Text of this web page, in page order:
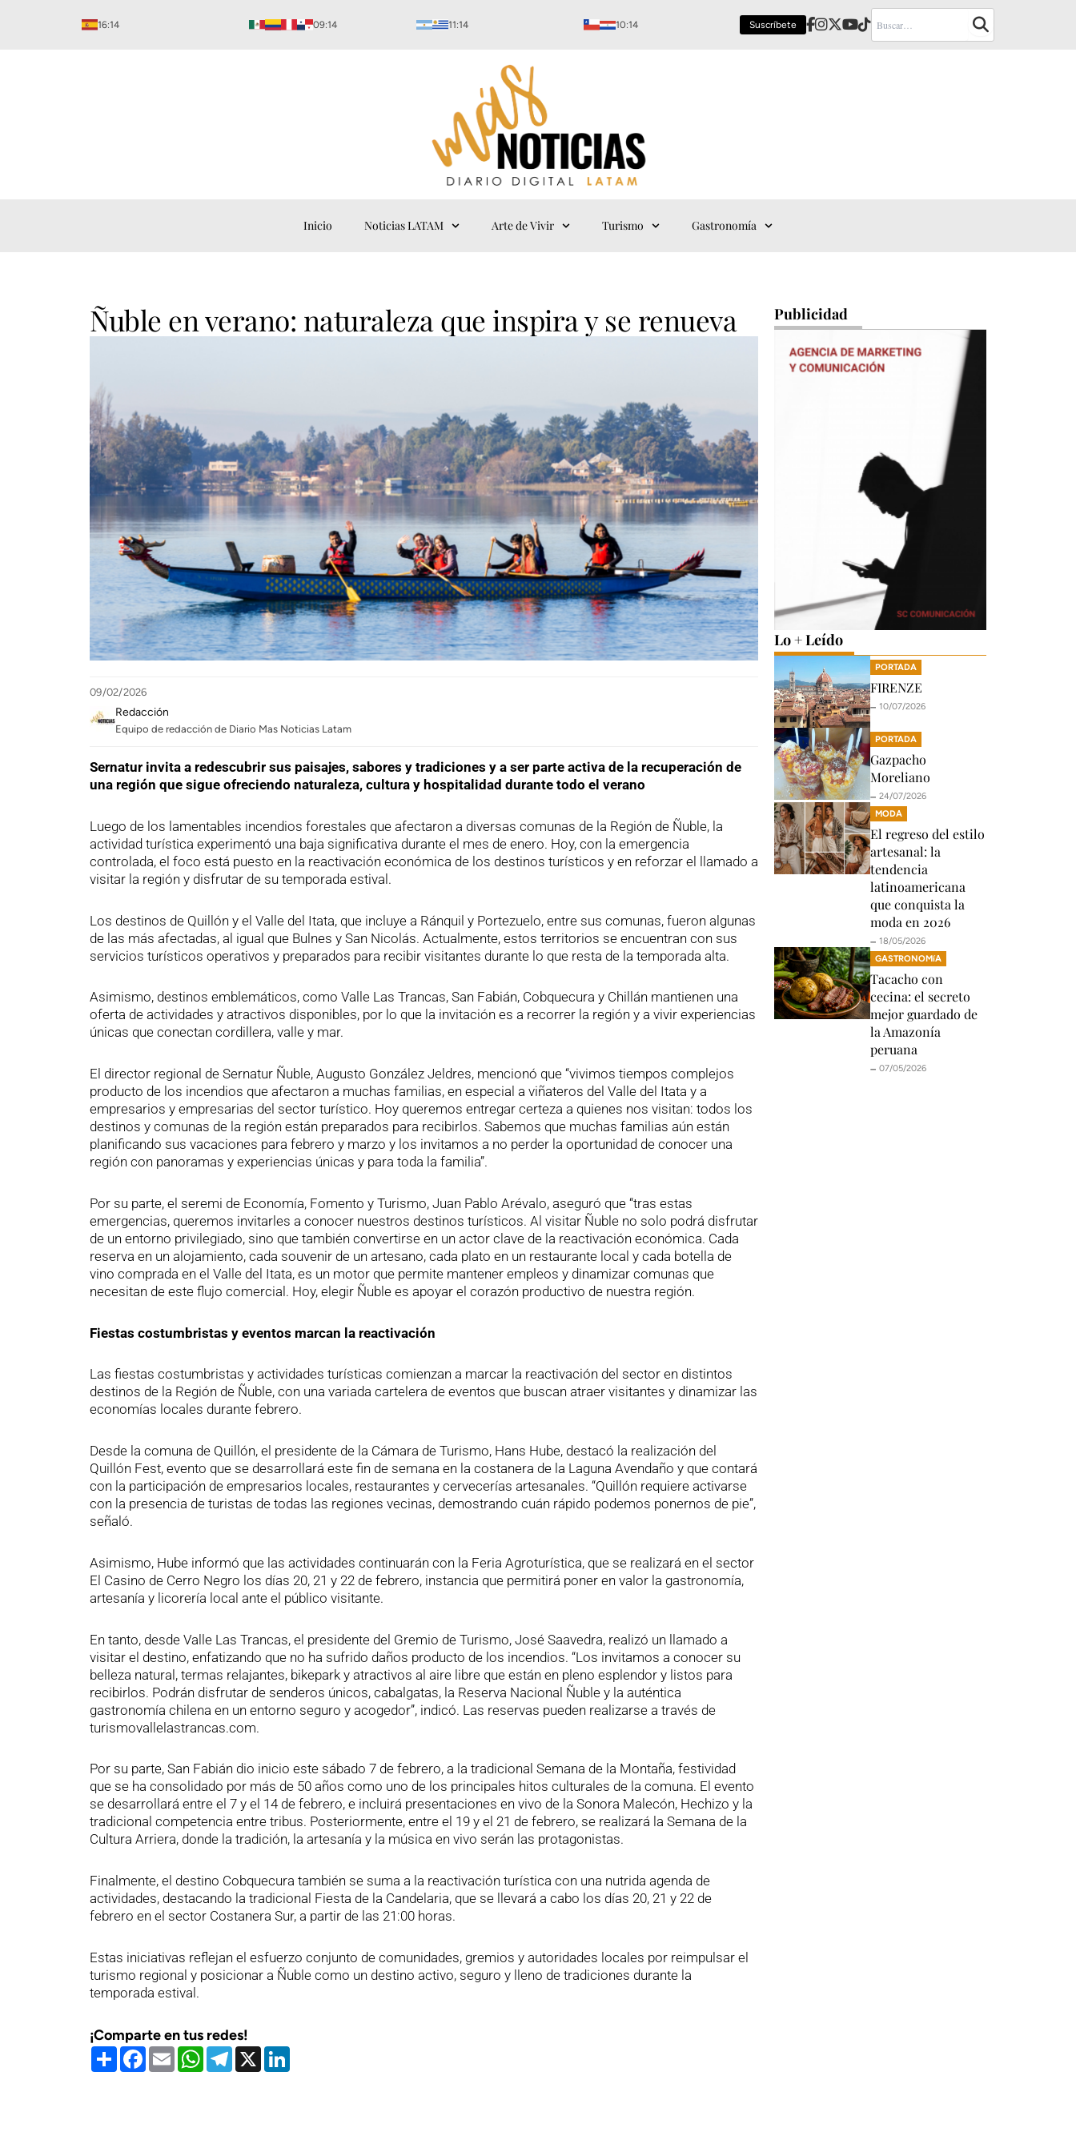
16:14 09:14 11:14 10:14 Suscríbete
Inicio Noticias LATAM Arte de Vivir Turismo Gastronomía
Ñuble en verano: naturaleza que inspira y se renueva
09/02/2026
Redacción
Equipo de redacción de Diario Mas Noticias Latam
Sernatur invita a redescubrir sus paisajes, sabores y tradiciones y a ser parte activa de la recuperación de
una región que sigue ofreciendo naturaleza, cultura y hospitalidad durante todo el verano
Luego de los lamentables incendios forestales que afectaron a diversas comunas de la Región de Ñuble, la
actividad turística experimentó una baja significativa durante el mes de enero. Hoy, con la emergencia
controlada, el foco está puesto en la reactivación económica de los destinos turísticos y en reforzar el llamado a
visitar la región y disfrutar de su temporada estival.
Los destinos de Quillón y el Valle del Itata, que incluye a Ránquil y Portezuelo, entre sus comunas, fueron algunas
de las más afectadas, al igual que Bulnes y San Nicolás. Actualmente, estos territorios se encuentran con sus
servicios turísticos operativos y preparados para recibir visitantes durante lo que resta de la temporada alta.
Asimismo, destinos emblemáticos, como Valle Las Trancas, San Fabián, Cobquecura y Chillán mantienen una
oferta de actividades y atractivos disponibles, por lo que la invitación es a recorrer la región y a vivir experiencias
únicas que conectan cordillera, valle y mar.
El director regional de Sernatur Ñuble, Augusto González Jeldres, mencionó que “vivimos tiempos complejos
producto de los incendios que afectaron a muchas familias, en especial a viñateros del Valle del Itata y a
empresarios y empresarias del sector turístico. Hoy queremos entregar certeza a quienes nos visitan: todos los
destinos y comunas de la región están preparados para recibirlos. Sabemos que muchas familias aún están
planificando sus vacaciones para febrero y marzo y los invitamos a no perder la oportunidad de conocer una
región con panoramas y experiencias únicas y para toda la familia”.
Por su parte, el seremi de Economía, Fomento y Turismo, Juan Pablo Arévalo, aseguró que “tras estas
emergencias, queremos invitarles a conocer nuestros destinos turísticos. Al visitar Ñuble no solo podrá disfrutar
de un entorno privilegiado, sino que también convertirse en un actor clave de la reactivación económica. Cada
reserva en un alojamiento, cada souvenir de un artesano, cada plato en un restaurante local y cada botella de
vino comprada en el Valle del Itata, es un motor que permite mantener empleos y dinamizar comunas que
necesitan de este flujo comercial. Hoy, elegir Ñuble es apoyar el corazón productivo de nuestra región.
Fiestas costumbristas y eventos marcan la reactivación
Las fiestas costumbristas y actividades turísticas comienzan a marcar la reactivación del sector en distintos
destinos de la Región de Ñuble, con una variada cartelera de eventos que buscan atraer visitantes y dinamizar las
economías locales durante febrero.
Desde la comuna de Quillón, el presidente de la Cámara de Turismo, Hans Hube, destacó la realización del
Quillón Fest, evento que se desarrollará este fin de semana en la costanera de la Laguna Avendaño y que contará
con la participación de empresarios locales, restaurantes y cervecerías artesanales. “Quillón requiere activarse
con la presencia de turistas de todas las regiones vecinas, demostrando cuán rápido podemos ponernos de pie”,
señaló.
Asimismo, Hube informó que las actividades continuarán con la Feria Agroturística, que se realizará en el sector
El Casino de Cerro Negro los días 20, 21 y 22 de febrero, instancia que permitirá poner en valor la gastronomía,
artesanía y licorería local ante el público visitante.
En tanto, desde Valle Las Trancas, el presidente del Gremio de Turismo, José Saavedra, realizó un llamado a
visitar el destino, enfatizando que no ha sufrido daños producto de los incendios. “Los invitamos a conocer su
belleza natural, termas relajantes, bikepark y atractivos al aire libre que están en pleno esplendor y listos para
recibirlos. Podrán disfrutar de senderos únicos, cabalgatas, la Reserva Nacional Ñuble y la auténtica
gastronomía chilena en un entorno seguro y acogedor”, indicó. Las reservas pueden realizarse a través de
turismovallelastrancas.com.
Por su parte, San Fabián dio inicio este sábado 7 de febrero, a la tradicional Semana de la Montaña, festividad
que se ha consolidado por más de 50 años como uno de los principales hitos culturales de la comuna. El evento
se desarrollará entre el 7 y el 14 de febrero, e incluirá presentaciones en vivo de la Sonora Malecón, Hechizo y la
tradicional competencia entre tribus. Posteriormente, entre el 19 y el 21 de febrero, se realizará la Semana de la
Cultura Arriera, donde la tradición, la artesanía y la música en vivo serán las protagonistas.
Finalmente, el destino Cobquecura también se suma a la reactivación turística con una nutrida agenda de
actividades, destacando la tradicional Fiesta de la Candelaria, que se llevará a cabo los días 20, 21 y 22 de
febrero en el sector Costanera Sur, a partir de las 21:00 horas.
Estas iniciativas reflejan el esfuerzo conjunto de comunidades, gremios y autoridades locales por reimpulsar el
turismo regional y posicionar a Ñuble como un destino activo, seguro y lleno de tradiciones durante la
temporada estival.
¡Comparte en tus redes!
CompartirFacebook
EmailWhatsApp
Telegram
X
Publicidad
Lo + Leído
PORTADA
FIRENZE
🗕️ 10/07/2026
PORTADA
Gazpacho
Moreliano
🗕️ 24/07/2026
MODA
El regreso del estilo
artesanal: la
tendencia
latinoamericana
que conquista la
moda en 2026
🗕️ 18/05/2026
GASTRONOMíA
Tacacho con
cecina: el secreto
mejor guardado de
la Amazonía
peruana
🗕️ 07/05/2026